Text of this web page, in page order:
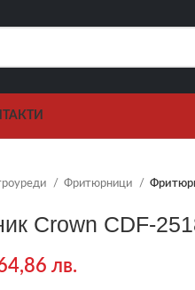
Фритюрници
Crown CDF-
лв.